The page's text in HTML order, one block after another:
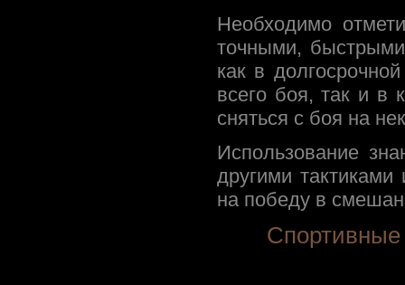
Необходимо
точными,
как в
всего боя, так и в
сняться с боя на
Использование
другими
на победу в
Спортивные